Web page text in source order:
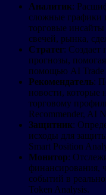
Аналитик:
сложные графики
торговые
свечей, рынка,
Стратег: Создает
прогнозы,
помощью AI Trade
Рекомендатель:
новости, которые
торговому
Recommender, AI
Защитник:
исходы для
Smart Position
Монитор:
финансирования,
событий в
Token Analysis.